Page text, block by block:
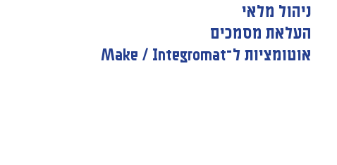
ניהול מלאי
העלאת מסמכים
אוטומציות ל־Make / Integromat